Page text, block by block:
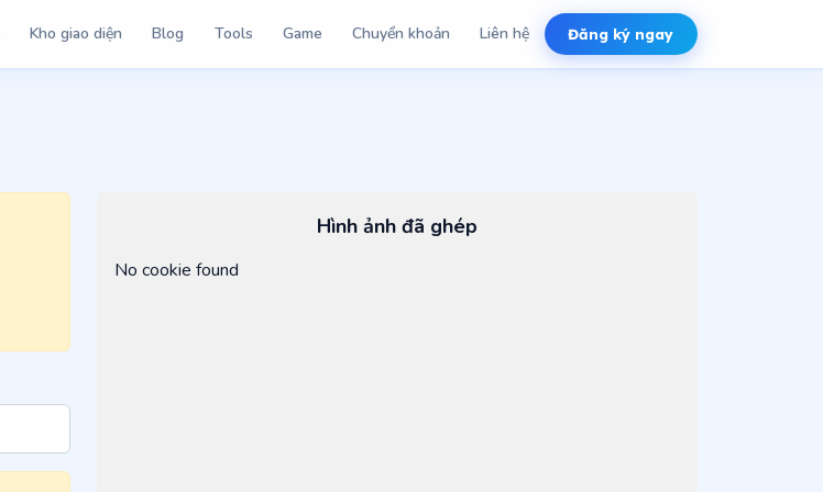
Kho giao diện Blog Tools Game Chuyển khoản Liên hệ Đăng ký ngay
Hình ảnh đã ghép
No cookie found